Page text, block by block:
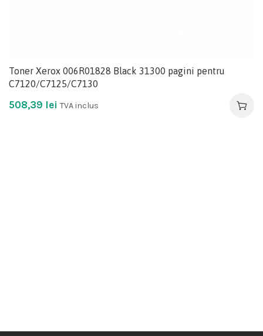
Toner Xerox 006R01828 Black 31300 pagini pentru
C7120/C7125/C7130
508,39 lei TVA inclus